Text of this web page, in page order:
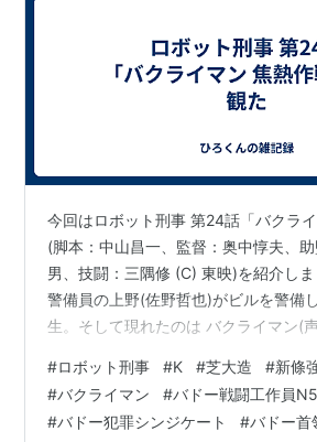
今回はロボット刑事 第24話「バクライ
(脚本：中山昌一、監督：奥中惇夫、
男、技闘：三隅修 (C) 東映)を紹介しま
警備員の上野(佐野哲也)がビルを警備
生。そして現れたのは バクライマン(
マンだ。」 その声は納谷六朗さんでは
です。後にマジンガーZで演じるゴー
です。火事は彼の仕業だったのです。
#ロボット刑事 #K #芝大造 #新條
#バクライマン #バドー戦闘工作員N5
#バドー犯罪シンジケート #バドー首